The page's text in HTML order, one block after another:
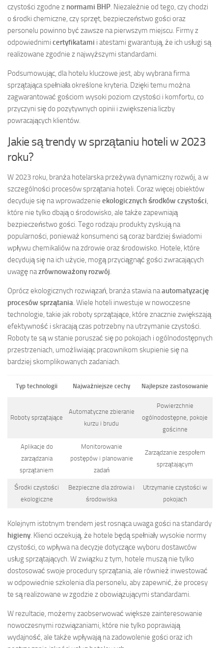
czystości zgodne z normami BHP. Niezależnie od tego, czy chodzi
o środki chemiczne, czy sprzęt, bezpieczeństwo gości oraz
personelu powinno być zawsze na pierwszym miejscu. Firmy z
odpowiednimi certyfikatami i atestami gwarantują, że ich usługi są
realizowane zgodnie z najwyższymi standardami.
Podsumowując, dla hotelu kluczowe jest, aby wybrana firma
sprzątająca spełniała określone kryteria. Dzięki temu można
zagwarantować gościom wysoki poziom czystości i komfortu, co
przyczyni się do pozytywnych opinii i zwiększenia liczby
powracających klientów.
Jakie są trendy w sprzątaniu hoteli w 2023
roku?
W 2023 roku, branża hotelarska przeżywa dynamiczny rozwój, a w
szczególności procesów sprzątania hoteli. Coraz więcej obiektów
decyduje się na wprowadzenie ekologicznych środków czystości,
które nie tylko dbają o środowisko, ale także zapewniają
bezpieczeństwo gości. Tego rodzaju produkty zyskują na
popularności, ponieważ konsumenci są coraz bardziej świadomi
wpływu chemikaliów na zdrowie oraz środowisko. Hotele, które
decydują się na ich użycie, mogą przyciągnąć gości zwracających
uwagę nazrównoważony rozwój.
Oprócz ekologicznych rozwiązań, branża stawia naautomatyzację
procesów sprzątania. Wiele hoteli inwestuje w nowoczesne
technologie, takie jak roboty sprzątające, które znacznie zwiększają
efektywność i skracają czas potrzebny na utrzymanie czystości.
Roboty te są w stanie poruszać się po pokojach i ogólnodostępnych
przestrzeniach, umożliwiając pracownikom skupienie się na
bardziej skomplikowanych zadaniach.
Typ technologii Najważniejsze cechy Najlepsze zastosowanie
Roboty sprzątające
Automatyczne zbieranie
kurzu i brudu
Powierzchnie
ogólnodostępne, pokoje
gościnne
Aplikacje do
zarządzania
sprzątaniem
Monitorowanie
postępów i planowanie
zadań
Zarządzanie zespołem
sprzątającym
Środki czystości
ekologiczne
Bezpieczne dla zdrowia i
środowiska
Utrzymanie czystości w
pokojach
Kolejnym istotnym trendem jest rosnąca uwaga gości na standardy
higieny. Klienci oczekują, że hotele będą spełniały wysokie normy
czystości, co wpływa na decyzje dotyczące wyboru dostawców
usług sprzątających. W związku z tym, hotele muszą nie tylko
dostosować swoje procedury sprzątania, ale również inwestować
w odpowiednie szkolenia dla personelu, aby zapewnić, że procesy
te są realizowane w zgodzie z obowiązującymi standardami.
W rezultacie, możemy zaobserwować większe zainteresowanie
nowoczesnymi rozwiązaniami, które nie tylko poprawiają
wydajność, ale także wpływają na zadowolenie gości oraz ich